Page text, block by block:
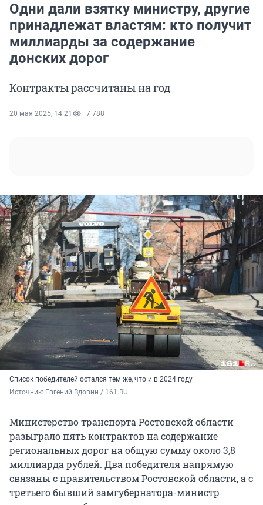
Одни дали взятку министру, другие
принадлежат властям: кто получит
миллиарды за содержание
донских дорог
Контракты рассчитаны на год
20 мая 2025, 14:21 7 788
Список победителей остался тем же, что и в 2024 году
Источник: Евгений Вдовин / 161.RU
Министерство транспорта Ростовской области
разыграло пять контрактов на содержание
региональных дорог на общую сумму около 3,8
миллиарда рублей. Два победителя напрямую
связаны с правительством Ростовской области, а с
третьего бывший замгубернатора-министр